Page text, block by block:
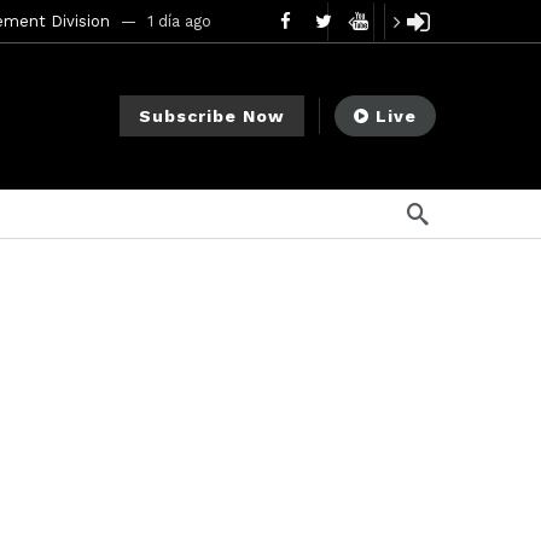
Division 1 día ago
to Rule 0‑1(a)(7) 2 días ago
Meeting
Subscribe Now Live